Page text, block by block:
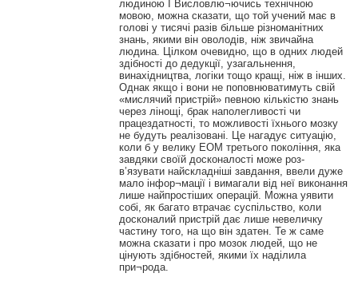
людиною І Висловлю¬ючись технічною
мовою, можна сказати, що той учений має в
голові у тисячі разів більше різноманітних
знань, якими він оволодів, ніж звичайна
людина. Цілком очевидно, що в одних людей
здібності до дедукції, узагальнення,
винахідництва, логіки тощо кращі, ніж в інших.
Однак якщо і вони не поповнюватимуть свій
«мислячий пристрій» певною кількістю знань
через лінощі, брак наполегливості чи
працездатності, то можливості їхнього мозку
не будуть реалізовані. Це нагадує ситуацію,
коли б у велику ЕОМ третього покоління, яка
завдяки своїй досконалості може роз-
в’язувати найскладніші завдання, ввели дуже
мало інфор¬мації і вимагали від неї виконання
лише найпростіших операцій. Можна уявити
собі, як багато втрачає суспільство, коли
досконалий пристрій дає лише невеличку
частину того, на що він здатен. Те ж саме
можна сказати і про мозок людей, що не
цінують здібностей, якими їх наділила
при¬рода.